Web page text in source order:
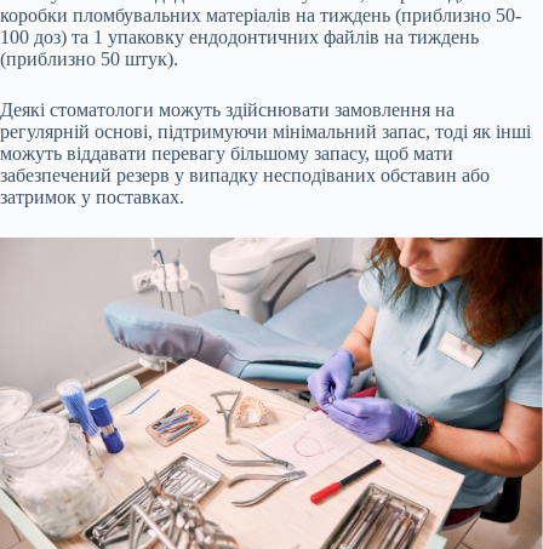
коробки пломбувальних матеріалів на тиждень (приблизно 50-
100 доз) та 1 упаковку ендодонтичних файлів на тиждень
(приблизно 50 штук).
Деякі стоматологи можуть здійснювати замовлення на
регулярній основі, підтримуючи мінімальний запас, тоді як інші
можуть віддавати перевагу більшому запасу, щоб мати
забезпечений резерв у випадку несподіваних обставин або
затримок у поставках.